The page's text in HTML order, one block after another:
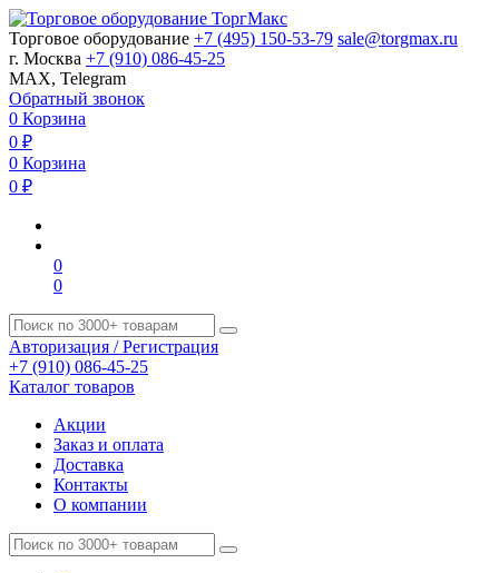
Торговое оборудование +7 (495) 150-53-79 sale@torgmax.ru
г. Москва +7 (910) 086-45-25
MAX, Telegram
Обратный звонок
0 Корзина
0 ₽
0 Корзина
0 ₽
0
0
Авторизация / Регистрация
+7 (910) 086-45-25
Каталог товаров
Акции
Заказ и оплата
Доставка
Контакты
О компании